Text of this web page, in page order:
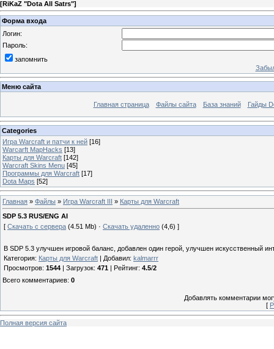
[RiKaZ "Dota All Satrs"]
Форма входа
Логин:
Пароль:
запомнить
Меню сайта
Главная страница Файлы сайта База знаний Гайды
Categories
Игра Warcraft и патчи к ней [16]
Warcarft MapHacks [13]
Карты для Warcraft [142]
Warcraft Skins Menu [45]
Программы для Warcraft [17]
Dota Maps [52]
Главная » Файлы » Игра Warcraft III » Карты для Warcraft
SDP 5.3 RUS/ENG AI
[ Скачать с сервера (4.51 Mb) · Скачать удаленно (4,6) ]
В SDP 5.3 улучшен игровой баланс, добавлен один герой, улучшен искусственный
Категория: Карты для Warcraft Добавил: kalmarrr
Просмотров: 1544 Загрузок: 471 Рейтинг: 4.5/2
Всего комментариев: 0
Добавлять комментарии
[
Полная версия сайта